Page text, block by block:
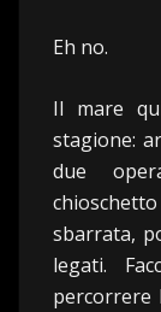
Eh no.
Il mare
stagione:
due
sbarrata,
legati.
percorrere